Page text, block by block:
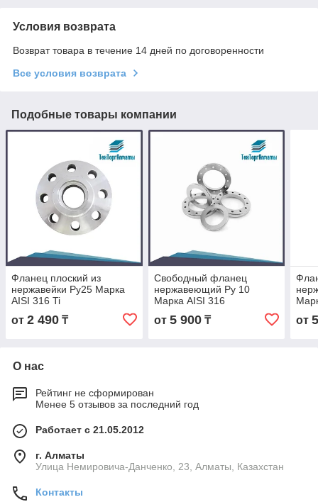
Условия возврата
Возврат товара в течение 14 дней по договоренности
Все условия возврата
Подобные товары компании
Фланец плоский из
нержавейки Ру25 Марка
AISI 316 Ti
от 2 490 ₸
Свободный фланец
нержавеющий Ру 10
Марка AISI 316
от 5 900₸ от
О нас
Рейтинг не сформирован
Менее 5 отзывов за последний год
Работает с 21.05.2012
г. Алматы
Улица Немировича-Данченко, 23, Алматы, Казахстан
Контакты